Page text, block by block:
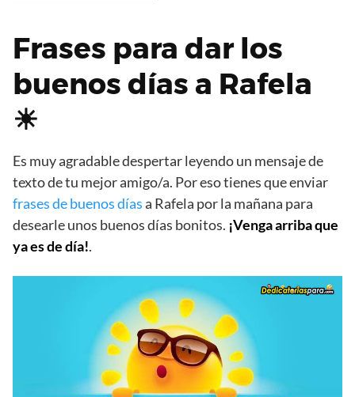
Frases para dar los
buenos días a Rafela
☀
Es muy agradable despertar leyendo un mensaje de
texto de tu mejor amigo/a. Por eso tienes que enviar
frases de buenos díasa Rafela por la mañana para
desearle unos buenos días bonitos. ¡Venga arriba que
ya es de día!.